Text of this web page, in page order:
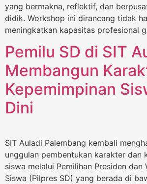
yang bermakna, reflektif, dan
didik. Workshop ini dirancang tidak
meningkatkan kapasitas profesional
Pemilu SD di SIT
Membangun
Kepemimpinan
Dini
SIT Auladi Palembang kembali
unggulan pembentukan karakter dan
siswa melalui Pemilihan Presiden dan
Siswa (Pilpres SD) yang berada di